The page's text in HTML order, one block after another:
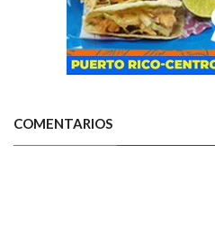
COMENTARIOS